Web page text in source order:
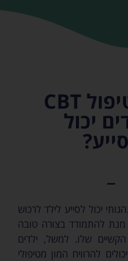
כיצד טיפול CBT
יכול
יכול לסייע לילד לרכוש
מנת להתמודד בצורה טובה
שלו. למשל, ילדים
הסובלים מ- OCD יכולים להרוויח המון מטיפולי